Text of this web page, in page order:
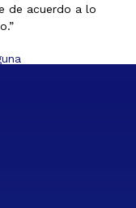
de acuerdo a lo